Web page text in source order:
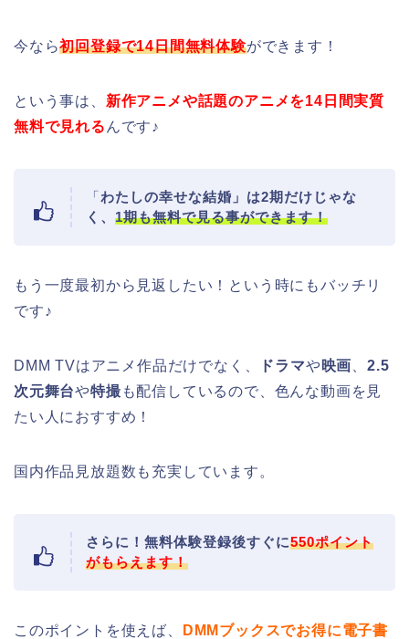
今なら初回登録で14日間無料体験ができます！
という事は、 新作アニメや話題のアニメを14日間実質
無料で見れる んです♪
「わたしの幸せな結婚」は2期だけじゃな
く、 1期も無料で見る事ができます！
もう一度最初から見返したい！という時にもバッチリ
です♪
DMM TVはアニメ作品だけでなく、 ドラマや映画 、2.5
次元舞台や特撮 も配信しているので、色んな動画を見
たい人におすすめ！
国内作品見放題数も充実しています。
さらに！無料体験登録後すぐに550ポイント
がもらえます！
このポイントを使えば、
DMMブックスでお得に電子書